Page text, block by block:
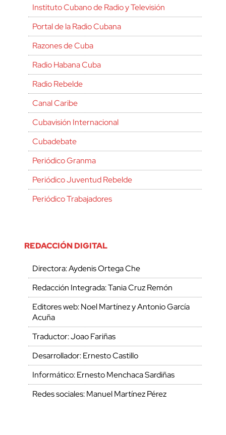
Instituto Cubano de Radio y Televisión
Portal de la Radio Cubana
Razones de Cuba
Radio Habana Cuba
Radio Rebelde
Canal Caribe
Cubavisión Internacional
Cubadebate
Periódico Granma
Periódico Juventud Rebelde
Periódico Trabajadores
REDACCIÓN DIGITAL
Directora: Aydenis Ortega Che
Redacción Integrada: Tania Cruz Remón
Editores web: Noel Martínez y Antonio García
Acuña
Traductor: Joao Fariñas
Desarrollador: Ernesto Castillo
Informático: Ernesto Menchaca Sardiñas
Redes sociales: Manuel Martínez Pérez